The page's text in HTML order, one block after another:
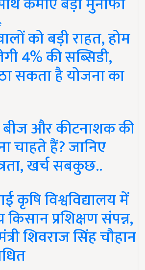
को बड़ी राहत, होम
4% की सब्सिडी,
सकता है योजना का
बीज और कीटनाशक की
चाहते हैं? जानिए
खर्च सबकुछ..
कृषि विश्वविद्यालय में
प्रशिक्षण संपन्न,
शिवराज सिंह चौहान